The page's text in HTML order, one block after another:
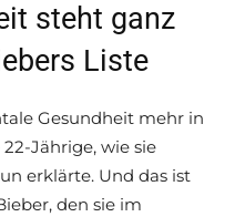
steht ganz
Liste
Gesundheit mehr in
Jährige, wie sie
erklärte. Und das ist
den sie im